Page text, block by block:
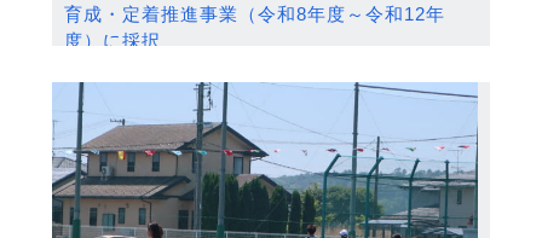
育成・定着推進事業（令和8年度～令和12年
度）に採択